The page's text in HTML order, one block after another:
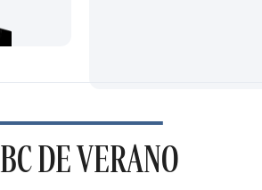
DE VERANO